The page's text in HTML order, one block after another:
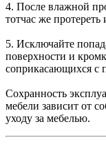
4. После влажной
тотчас же протереть
5. Исключайте
поверхности и
соприкасающихся с
Сохранность
мебели зависит от
уходу за мебелью.